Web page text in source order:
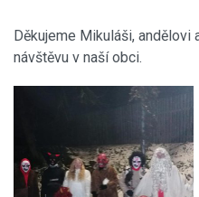
Děkujeme Mikuláši, andělovi
návštěvu v naší obci.